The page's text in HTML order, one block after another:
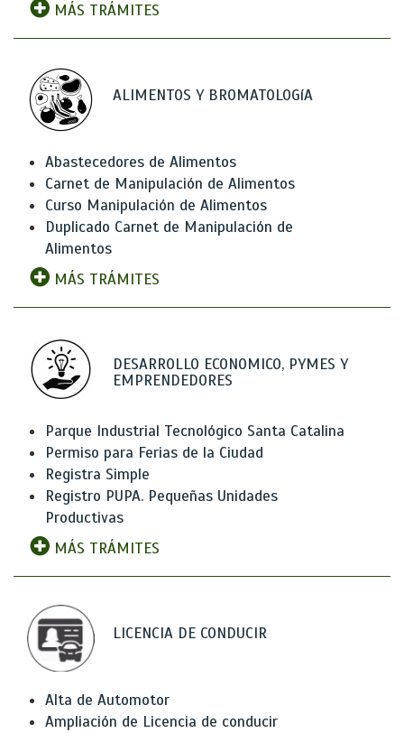
MÁS TRÁMITES
ALIMENTOS Y BROMATOLOGíA
Abastecedores de Alimentos
Carnet de Manipulación de Alimentos
Curso Manipulación de Alimentos
Duplicado Carnet de Manipulación de
Alimentos
MÁS TRÁMITES
DESARROLLO ECONOMICO, PYMES Y
EMPRENDEDORES
Parque Industrial Tecnológico Santa Catalina
Permiso para Ferias de la Ciudad
Registra Simple
Registro PUPA. Pequeñas Unidades
Productivas
MÁS TRÁMITES
LICENCIA DE CONDUCIR
Alta de Automotor
Ampliación de Licencia de conducir